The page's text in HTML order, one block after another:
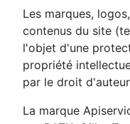
Les marques,
contenus du site
l'objet d'une
propriété
par le droit
La marque